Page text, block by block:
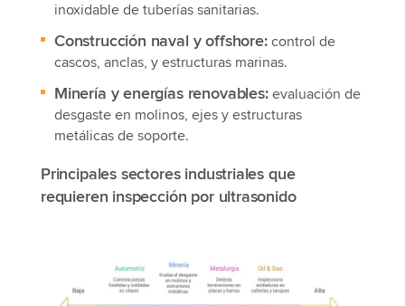
inoxidable de tuberías sanitarias.
Construcción naval y offshore:control de
cascos, anclas, y estructuras marinas.
Minería y energías renovables:evaluación de
desgaste en molinos, ejes y estructuras
metálicas de soporte.
Principales sectores industriales que
requieren inspección por ultrasonido